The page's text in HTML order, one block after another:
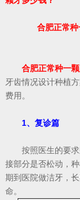
合肥正常
合肥正常种一
牙齿情况设计种植
费用。
1、复诊篇
按照医生的要求
接部分是否松动，
期到医院做洁牙，
命。